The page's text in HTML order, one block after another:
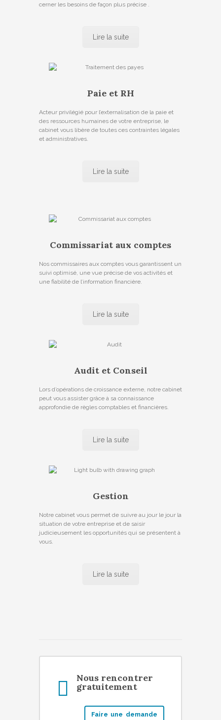
cerner les besoins de façon plus précise .
Lire la suite
Paie et RH
Acteur privilégié pour l’externalisation de la paie et
des ressources humaines de votre entreprise, le
cabinet vous libère de toutes ces contraintes légales
et administratives.
Lire la suite
Commissariat aux comptes
Nos commissaires aux comptes vous garantissent un
suivi optimisé, une vue précise de vos activités et
une fiabilité de l’information financière.
Lire la suite
Audit et Conseil
Lors d’opérations de croissance externe, notre cabinet
peut vous assister grâce à sa connaissance
approfondie de règles comptables et financières.
Lire la suite
Gestion
Notre cabinet vous permet de suivre au jour le jour la
situation de votre entreprise et de saisir
judicieusement les opportunités qui se présentent à
vous.
Lire la suite
Faire une demande
Nous rencontrer
gratuitement